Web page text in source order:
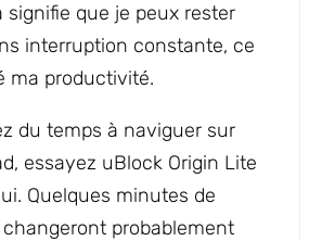
signifie que je peux rester
interruption constante, ce
ma productivité.
du temps à naviguer sur
essayez uBlock Origin Lite
Quelques minutes de
probablement